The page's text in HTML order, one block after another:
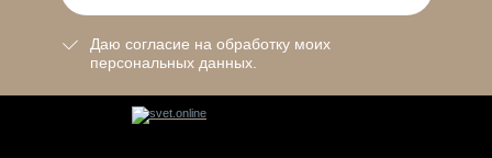
Даю согласие на обработку моих
персональных данных.